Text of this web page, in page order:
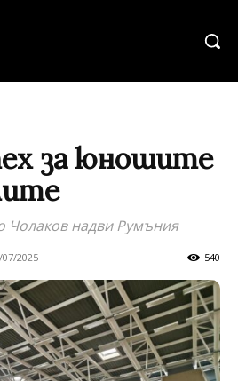
за юношите
Чолаков надви Румъния
07/2025 540